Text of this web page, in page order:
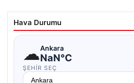
Hava Durumu
☁Ankara
NaN°C
ŞEHIR SEÇ